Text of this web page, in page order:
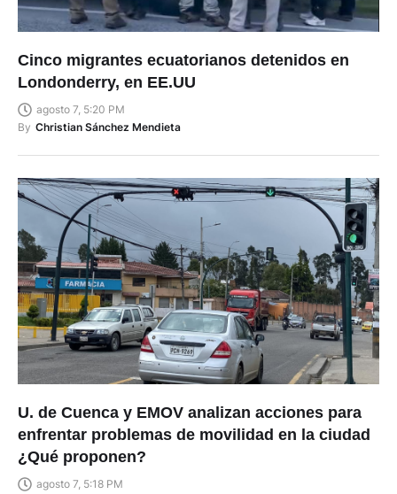
Cinco migrantes ecuatorianos detenidos en
Londonderry, en EE.UU
agosto 7, 5:20 PM
U. de Cuenca y EMOV analizan acciones para
enfrentar problemas de movilidad en la ciudad
¿Qué proponen?